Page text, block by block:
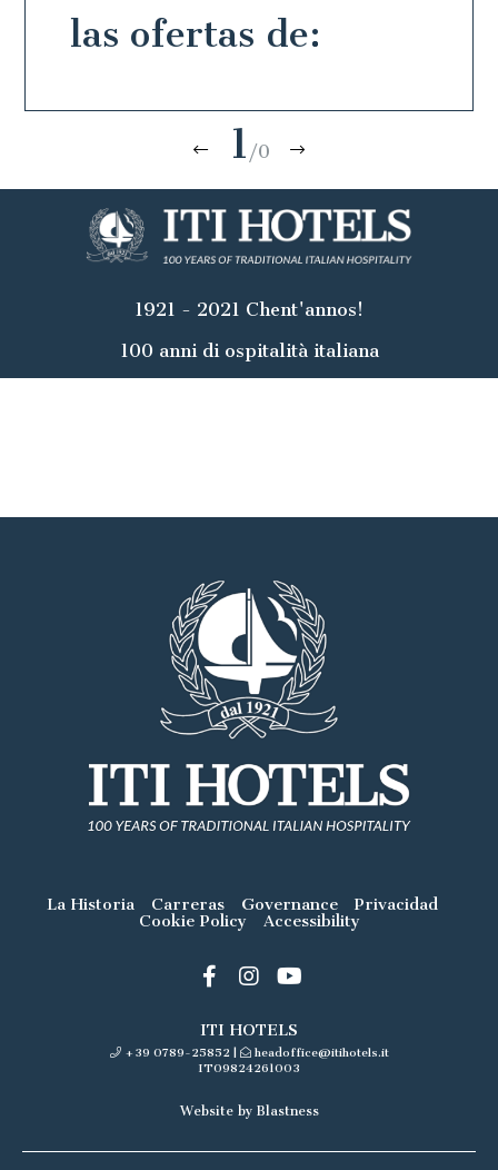
las ofertas de:
1 /0
1921 - 2021 Chent'annos!
100 anni di ospitalità italiana
La Historia Carreras Governance
Privacidad
Cookie Policy
Accessibility
ITI HOTELS
+39 0789-25852 |
headoffice@itihotels.it
IT09824261003
Website by Blastness